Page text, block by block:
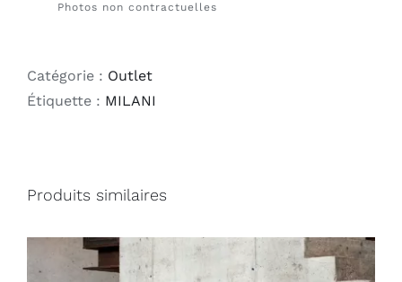
Photos non contractuelles
Catégorie : Outlet
Étiquette : MILANI
Produits similaires